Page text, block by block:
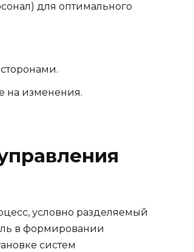
для оптимального
на изменения.
условно разделяемый
в формировании
систем